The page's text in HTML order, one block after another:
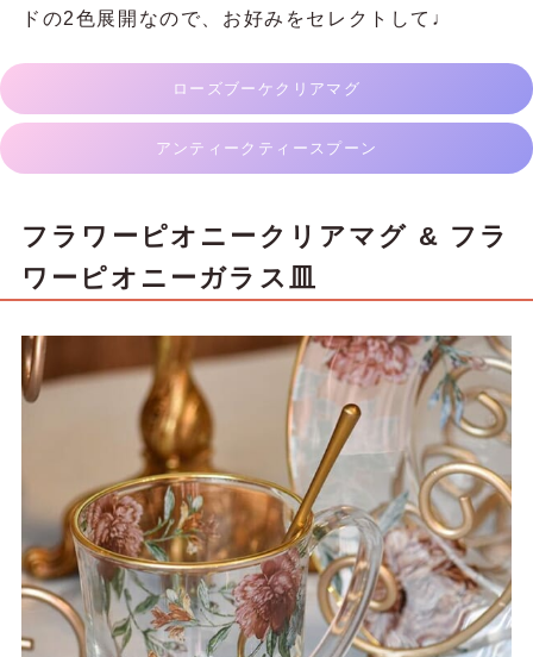
ドの2色展開なので、お好みをセレクトして♩
ローズブーケクリアマグ
アンティークティースプーン
フラワーピオニークリアマグ & フラ
ワーピオニーガラス皿